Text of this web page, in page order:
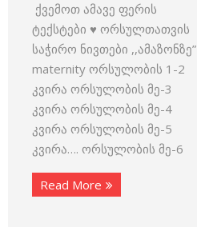
ქვემოთ ამავე ფერის
ტექსტები ♥ ორსულთათვის
საჭირო ნივთები ,,ამაზონზე”
maternity ორსულობის 1-2
კვირა ორსულობის მე-3
კვირა ორსულობის მე-4
კვირა ორსულობის მე-5
კვირა…. ორსულობის მე-6
Read More